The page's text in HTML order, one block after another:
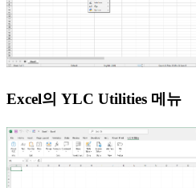
Excel의 YLC Utilities 메뉴